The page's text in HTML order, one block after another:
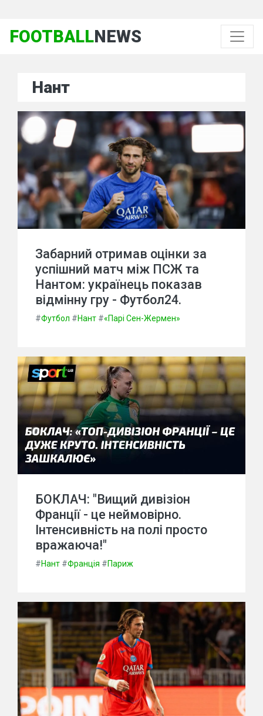
FOOTBALLNEWS
Нант
Забарний отримав оцінки за
успішний матч між ПСЖ та
Нантом: українець показав
відмінну гру - Футбол24.
#Футбол #Нант #«Парі Сен-Жермен»
БОКЛАЧ: "Вищий дивізіон
Франції - це неймовірно.
Інтенсивність на полі просто
вражаюча!"
#Нант #Франція #Париж